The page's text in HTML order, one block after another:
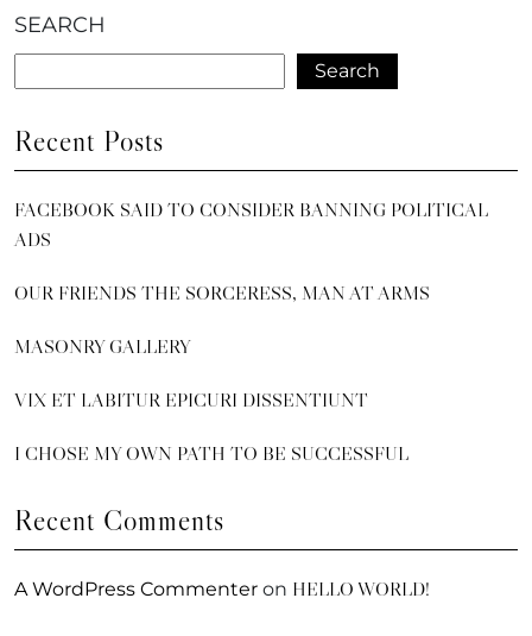
SEARCH
Search
Recent Posts
FACEBOOK SAID TO CONSIDER BANNING POLITICAL
ADS
OUR FRIENDS THE SORCERESS, MAN AT ARMS
MASONRY GALLERY
VIX ET LABITUR EPICURI DISSENTIUNT
I CHOSE MY OWN PATH TO BE SUCCESSFUL
Recent Comments
A WordPress Commenter on HELLO WORLD!